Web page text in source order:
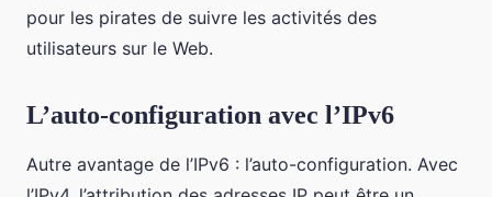
pour les pirates de suivre les activités des
utilisateurs sur le Web.
L’auto-configuration avec l’IPv6
Autre avantage de l’IPv6 : l’auto-configuration. Avec